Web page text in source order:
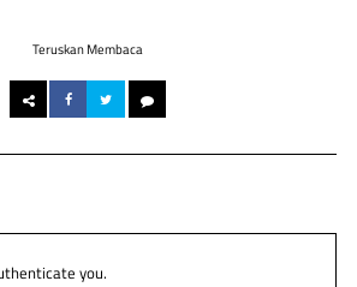
Teruskan Membaca
you.